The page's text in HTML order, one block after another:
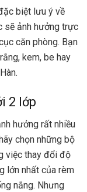
biệt lưu ý về
sẽ ảnh hưởng trực
căn phòng. Bạn
kem, be hay
2 lớp
hưởng rất nhiều
chọn những bộ
việc thay đổi độ
lớn nhất của rèm
nắng. Nhưng